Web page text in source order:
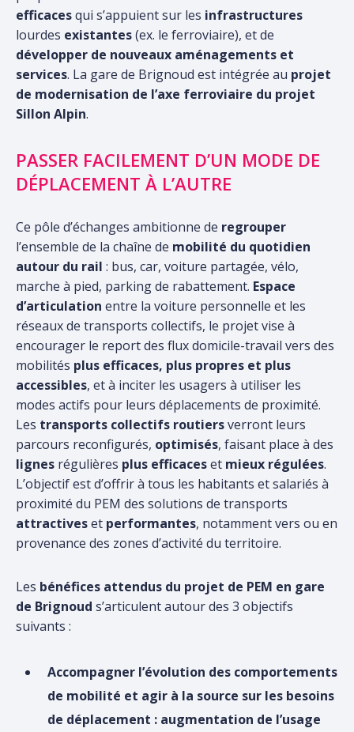
efficacesqui s’appuient sur les infrastructures
lourdes existantes(ex. le ferroviaire), et de
développer de nouveaux aménagements et
services. La gare de Brignoud est intégrée au projet
de modernisation de l’axe ferroviaire du projet
Sillon Alpin.
PASSER FACILEMENT D’UN MODE DE
DÉPLACEMENT À L’AUTRE
Ce pôle d’échanges ambitionne de regrouper
l’ensemble de la chaîne de mobilité du quotidien
autour du rail : bus, car, voiture partagée, vélo,
marche à pied, parking de rabattement. Espace
d’articulation entre la voiture personnelle et les
réseaux de transports collectifs, le projet vise à
encourager le report des flux domicile-travail vers des
mobilités plus efficaces, plus propres et plus
accessibles, et à inciter les usagers à utiliser les
modes actifs pour leurs déplacements de proximité.
Les transports collectifs routiersverront leurs
parcours reconfigurés, optimisés, faisant place à des
lignes régulières plus efficaceset mieux régulées.
L’objectif est d’offrir à tous les habitants et salariés à
proximité du PEM des solutions de transports
attractiveset performantes, notamment vers ou en
provenance des zones d’activité du territoire.
Les bénéfices attendus du projet de PEM en gare
de Brignoud s’articulent autour des 3 objectifs
suivants :
Accompagner l’évolution des comportements
de mobilité et agir à la source sur les besoins
de déplacement : augmentation de l’usage